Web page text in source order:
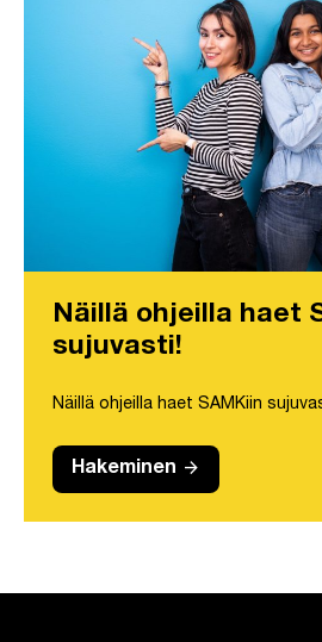
Näillä ohjeilla haet
sujuvasti!
Näillä ohjeilla haet SAMKiin
Hakeminen arrow_forward